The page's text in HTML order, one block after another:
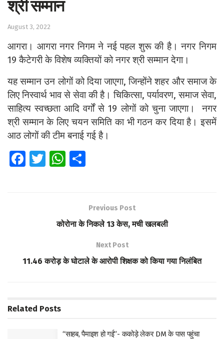
श्री सम्मान
August 3, 2022
आगरा। आगरा नगर निगम ने नई पहल शुरू की है। नगर निगम
19 कैटेगरी के विशेष व्यक्तियों को नगर श्री सम्मान देगा।
यह सम्मान उन लोगों को दिया जाएगा, जिन्होंने शहर और समाज के
लिए निस्वार्थ भाव से सेवा की है। चिकित्सा, पर्यावरण, समाज सेवा,
साहित्य स्वच्छता आदि वर्गों से 19 लोगों को चुना जाएगा। नगर
श्री सम्मान के लिए चयन समिति का भी गठन कर दिया है। इसमें
आठ लोगों की टीम बनाई गई है।
Fa T
W
A
p
e
Previous Post
कोरोना के निकले 13 केस, मची खलबली
Next Post
11.46 करोड़ के घोटाले के आरोपी शिक्षक को किया गया निलंबित
Related Posts
“साहब, पैमाइश हो गई”- ककोड़े लेकर DM के पास पहुंचा
Education
Health
World